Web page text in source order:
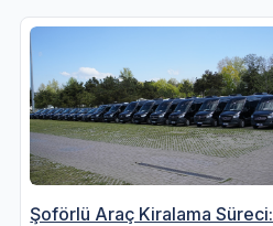
Şoförlü Araç Kiralama Süreci: